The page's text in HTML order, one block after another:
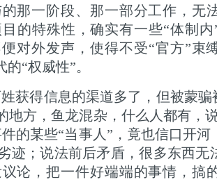
那一阶段、那一部分工作，无
的特殊性，确实有一些“体制
对外发声，使得不受“官方”束
“权威性”。
获得信息的渠道多了，但被蒙骗
地方，鱼龙混杂，什么人都有，
的某些“当事人”，竟也信口开河
迹；说法前后矛盾，很多东西无
论，把一件好端端的事情，搞